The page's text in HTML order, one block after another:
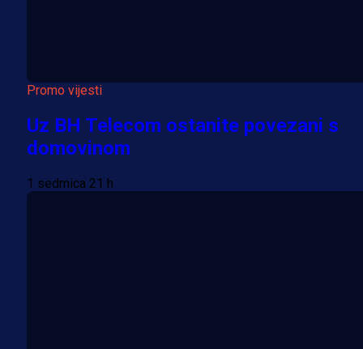
Promo vijesti
Uz BH Telecom ostanite povezani s
domovinom
1 sedmica 21 h